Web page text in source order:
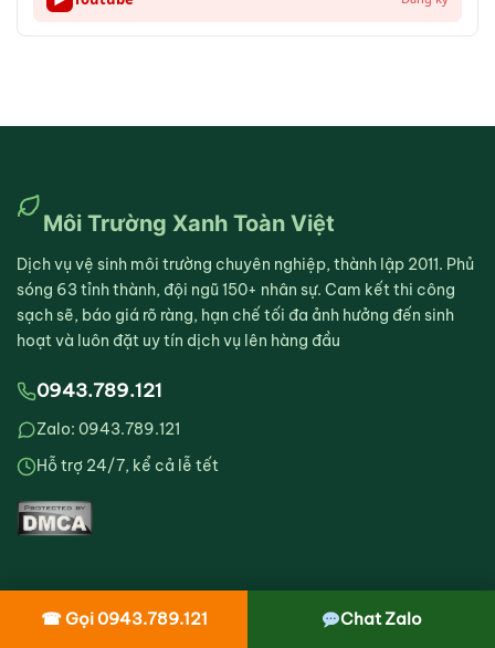
Môi Trường Xanh Toàn Việt
Dịch vụ vệ sinh môi trường chuyên nghiệp, thành lập 2011. Phủ
sóng 63 tỉnh thành, đội ngũ 150+ nhân sự. Cam kết thi công
sạch sẽ, báo giá rõ ràng, hạn chế tối đa ảnh hưởng đến sinh
hoạt và luôn đặt uy tín dịch vụ lên hàng đầu
0943.789.121
Zalo: 0943.789.121
Hỗ trợ 24/7, kể cả lễ tết
☎ Gọi 0943.789.121 Chat Zalo